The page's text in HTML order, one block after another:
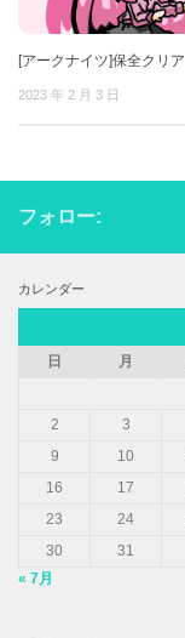
[アークナイツ]保全クリア
2023 年 2 月 3 日
フォロー:
カレンダー
日
月
2
3
9
10
16
17
23
24
30
31
« 7月